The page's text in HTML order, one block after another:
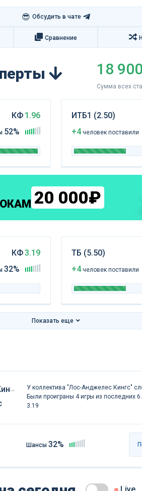
😎 Обсудить в чате
Сравнение
18
Сумма всех
КФ 1.96
52%
ИТБ1 (2.50)
+4 человекпоставили
20 000₽
КФ3.19
32%
ТБ (5.50)
+4 человекпоставили
Показать еще
У коллектива "Лос-Анджелес Кингс"
Были проиграны 4 игры из последних
3.19
Шансы32%